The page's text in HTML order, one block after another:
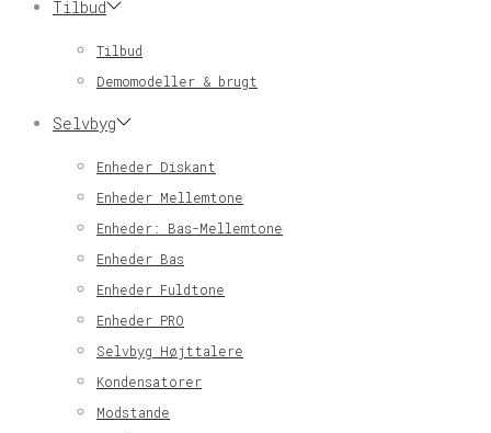
Tilbud
Tilbud
Demomodeller & brugt
Selvbyg
Enheder Diskant
Enheder Mellemtone
Enheder: Bas-Mellemtone
Enheder Bas
Enheder Fuldtone
Enheder PRO
Selvbyg Højttalere
Kondensatorer
Modstande